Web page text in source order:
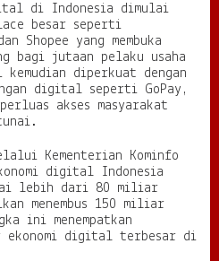
di Indonesia dimulai
besar seperti
Shopee yang membuka
bagi jutaan pelaku usaha
diperkuat dengan
digital seperti GoPay,
akses masyarakat
Kementerian Kominfo
digital Indonesia
lebih dari 80 miliar
menembus 150 miliar
ini menempatkan
ekonomi digital terbesar di